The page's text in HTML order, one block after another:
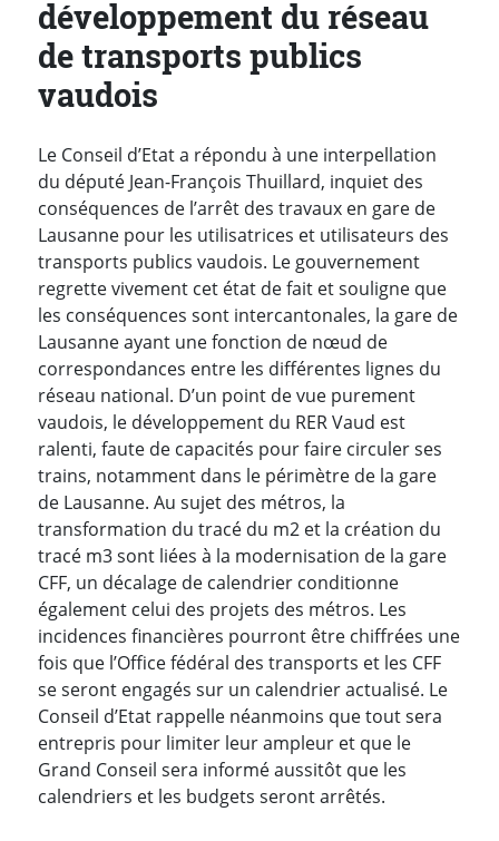
développement du réseau
de transports publics
vaudois
Le Conseil d’Etat a répondu à une interpellation
du député Jean-François Thuillard, inquiet des
conséquences de l’arrêt des travaux en gare de
Lausanne pour les utilisatrices et utilisateurs des
transports publics vaudois. Le gouvernement
regrette vivement cet état de fait et souligne que
les conséquences sont intercantonales, la gare de
Lausanne ayant une fonction de nœud de
correspondances entre les différentes lignes du
réseau national. D’un point de vue purement
vaudois, le développement du RER Vaud est
ralenti, faute de capacités pour faire circuler ses
trains, notamment dans le périmètre de la gare
de Lausanne. Au sujet des métros, la
transformation du tracé du m2 et la création du
tracé m3 sont liées à la modernisation de la gare
CFF, un décalage de calendrier conditionne
également celui des projets des métros. Les
incidences financières pourront être chiffrées une
fois que l’Office fédéral des transports et les CFF
se seront engagés sur un calendrier actualisé. Le
Conseil d’Etat rappelle néanmoins que tout sera
entrepris pour limiter leur ampleur et que le
Grand Conseil sera informé aussitôt que les
calendriers et les budgets seront arrêtés.